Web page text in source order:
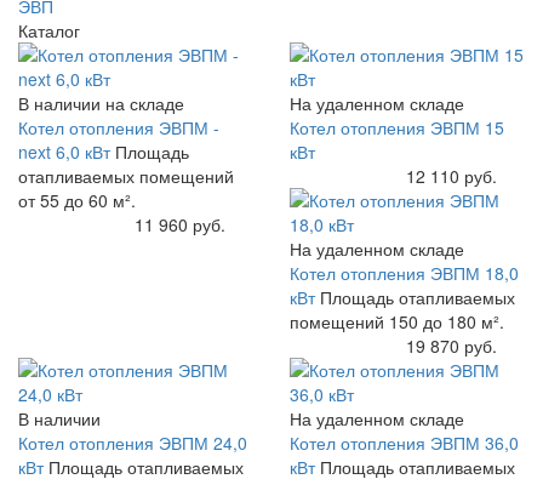
ЭВП
Каталог
В наличии на складе
Котел отопления ЭВПМ -
next 6,0 кВт Площадь
отапливаемых помещений
от 55 до 60 м².
11 960 руб.
На удаленном складе
Котел отопления ЭВПМ 15
кВт
12 110 руб.
На удаленном складе
Котел отопления ЭВПМ 18,0
кВт Площадь отапливаемых
помещений 150 до 180 м².
19 870 руб.
В наличии
Котел отопления ЭВПМ 24,0
кВт Площадь отапливаемых
На удаленном складе
Котел отопления ЭВПМ 36,0
кВт Площадь отапливаемых